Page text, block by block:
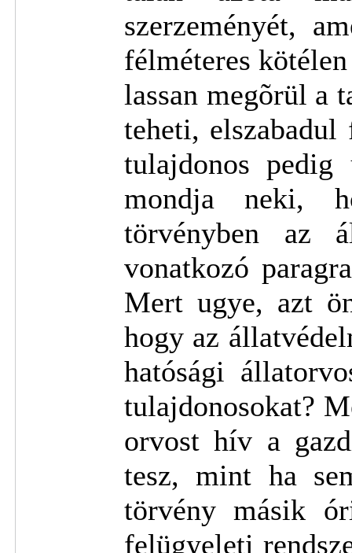
szerzeményét,
félméteres
lassan megõrül a
teheti,
tulajdonos
mondja neki,
törvényben az
vonatkozó
Mert ugye, azt
hogy az
hatósági
tulajdonosokat?
orvost hív a
tesz, mint ha
törvény másik
felügyeleti